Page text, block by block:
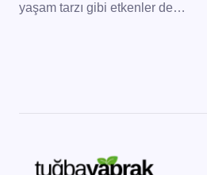
yaşam tarzı gibi etkenler de…